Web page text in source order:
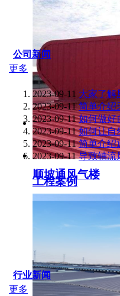
顺坡通风气楼
工程案例
公司新闻
更多
2023-09-11 大家了解
2023-09-11 简单介绍
2023-09-11 如何做好
2023-09-11 如何让自
2023-09-11 简单介绍
2023-09-11 导致轴流
行业新闻
更多